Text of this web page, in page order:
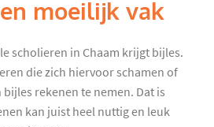
moeilijk vak
scholieren in Chaam krijgt bijles.
die zich hiervoor schamen of
rekenen te nemen. Dat is
kan juist heel nuttig en leuk